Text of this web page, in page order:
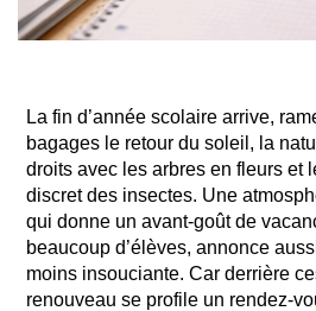
La fin d’année scolaire arrive,
bagages le retour du soleil, la
droits avec les arbres en fleurs et
discret des insectes. Une
qui donne un avant-goût de
beaucoup d’élèves, annonce
moins insouciante. Car derrière
renouveau se profile un rendez-